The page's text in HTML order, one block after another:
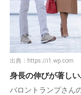
出典： https://i1.wp.com
身長の伸びが著し
バロントランプさん